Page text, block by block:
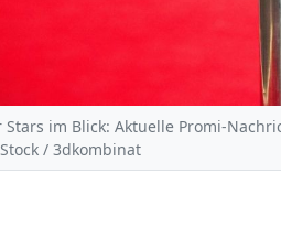
Stars im Blick: Aktuelle Promi-
/ 3dkombinat